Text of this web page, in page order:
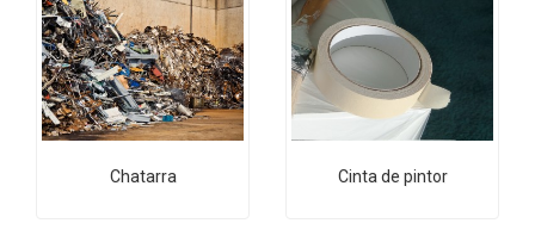
Chatarra Cinta de pintor